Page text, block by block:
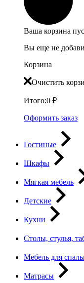
Ваша корзина
Вы еще не
Корзина
Очистить
Итого:0 ₽
Оформить заказ
Гостиные
Шкафы
Мягкая мебель
Детские
Кухни
Столы, стулья,
Мебель для
Матрасы